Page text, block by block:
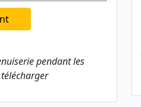
pendant les